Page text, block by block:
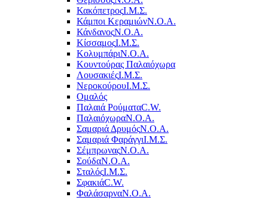
ΚακόπετροςΙ.Μ.Σ.
Κάμποι ΚεραμιώνΝ.Ο.Α.
ΚάνδανοςΝ.Ο.Α.
ΚίσσαμοςΙ.Μ.Σ.
ΚολυμπάριΝ.Ο.Α.
Κουντούρας Παλαιόχωρα
ΛουσακιέςΙ.Μ.Σ.
ΝεροκούρουΙ.Μ.Σ.
Ομαλός
Παλαιά ΡούματαC.W.
ΠαλαιόχωραΝ.Ο.Α.
Σαμαριά ΔρυμόςΝ.Ο.Α.
Σαμαριά ΦαράγγιΙ.Μ.Σ.
ΣέμπρωναςΝ.Ο.Α.
ΣούδαΝ.Ο.Α.
ΣταλόςΙ.Μ.Σ.
ΣφακιάC.W.
ΦαλάσαρναΝ.Ο.Α.